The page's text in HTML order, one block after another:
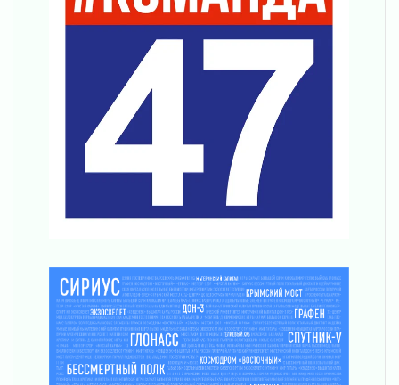
Важная информация
Что делать со сбережениями
Награды нашли строителей
03 августа 2026
Ленобласть повышает производительность
Поддержка волонтерских объединений
03 августа 2026
часа
03 августа 2026
Музеи Ленобласти обновляют пространства
03 августа 2026
Новая площадка: 2027
03 августа 2026